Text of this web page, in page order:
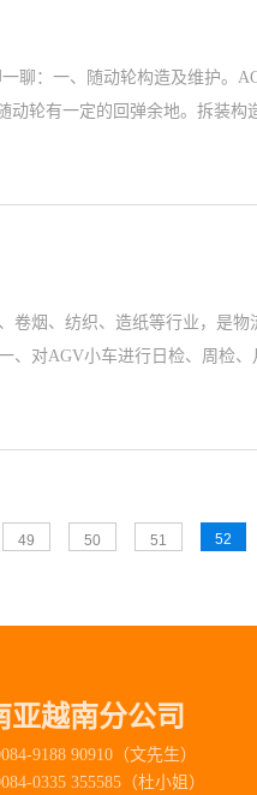
聊：一、随动轮构造及维护。
轮有一定的回弹余地。拆装
卷烟、纺织、造纸等行业，是
、对AGV小车进行日检、周检
49 50 51 52
亚越南分公司
9188 90910（文先生）
0335 355585（杜小姐）